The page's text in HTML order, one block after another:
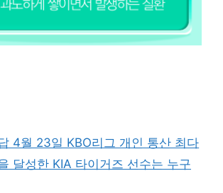
4월 23일 KBO리그 개인 통산 최다
달성한 KIA 타이거즈 선수는 누구